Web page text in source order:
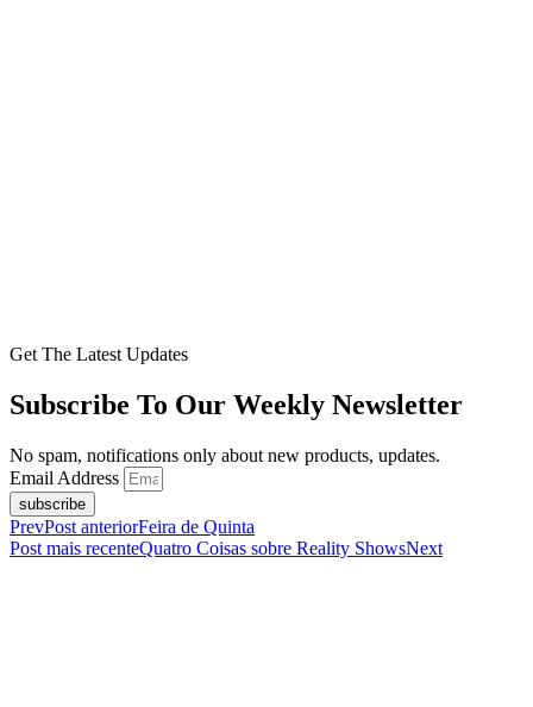
Get The Latest Updates
Subscribe To Our Weekly Newsletter
No spam, notifications only about new products, updates.
Email Address
subscribe
PrevPost anteriorFeira de Quinta
Post mais recenteQuatro Coisas sobre Reality ShowsNext